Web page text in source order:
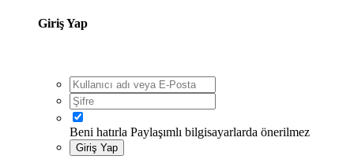
Giriş Yap
Beni hatırla Paylaşımlı bilgisayarlarda önerilmez
Giriş Yap